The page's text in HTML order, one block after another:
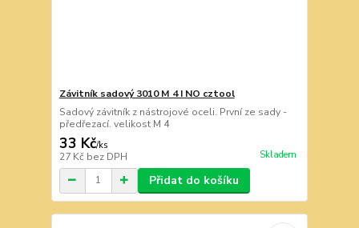
Závitník sadový 3010 M 4 I NO cztool
Sadový závitník z nástrojové oceli. První ze sady -
předřezací. velikost M 4
33 Kč/ks
27 Kč bez DPH Skladem
Přidat do košíku